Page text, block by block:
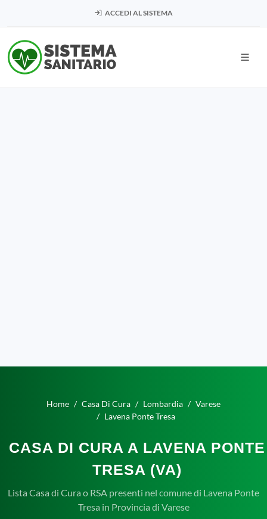
ACCEDI AL SISTEMA
Home Casa Di Cura Lombardia
Varese
Lavena Ponte Tresa
CASA DI CURA A LAVENA PONTE
TRESA (VA)
Lista Casa di Cura o RSA presenti nel comune di Lavena Ponte
Tresa in Provincia di Varese